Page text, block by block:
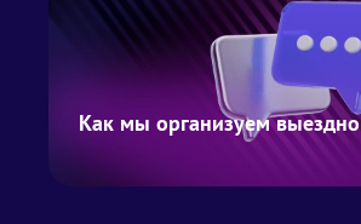
Как мы организуем